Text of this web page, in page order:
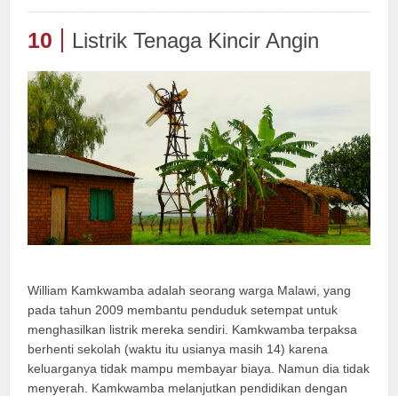
10 Listrik Tenaga Kincir Angin
William Kamkwamba adalah seorang warga Malawi, yang
pada tahun 2009 membantu penduduk setempat untuk
menghasilkan listrik mereka sendiri. Kamkwamba terpaksa
berhenti sekolah (waktu itu usianya masih 14) karena
keluarganya tidak mampu membayar biaya. Namun dia tidak
menyerah. Kamkwamba melanjutkan pendidikan dengan